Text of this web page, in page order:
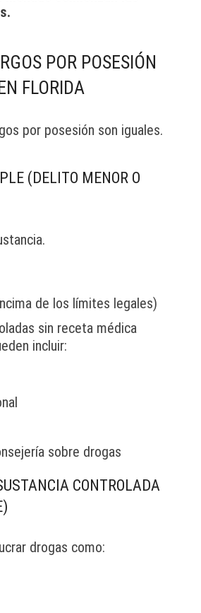
POR POSESIÓN
FLORIDA
por posesión son iguales.
(DELITO MENOR O
de los límites legales)
sin receta médica
incluir:
sobre drogas
CONTROLADA
drogas como: